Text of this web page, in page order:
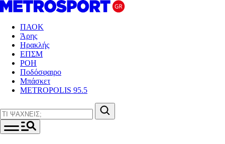
ΠΑΟΚ
Άρης
Ηρακλής
ΕΠΣΜ
ΡΟΗ
Ποδόσφαιρο
Μπάσκετ
METROPOLIS 95.5